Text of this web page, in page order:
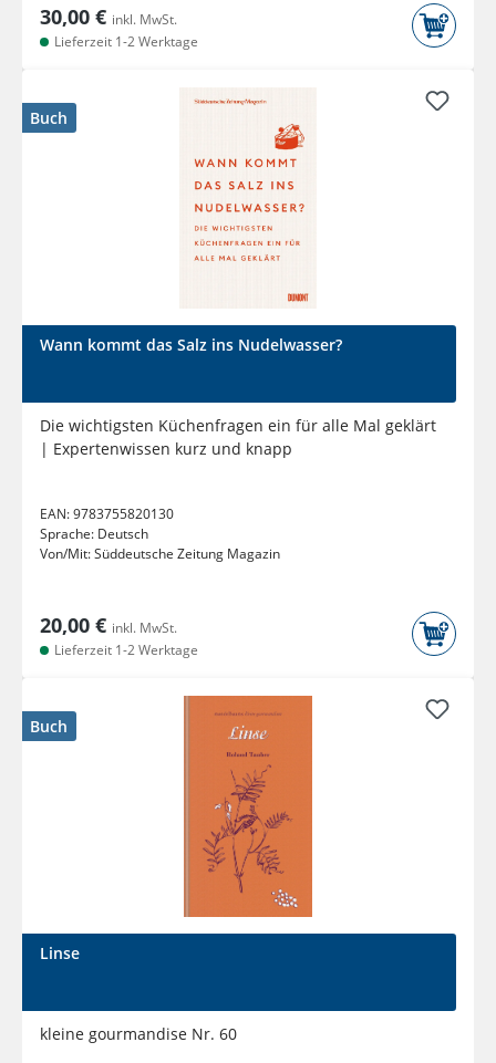
30,00 € inkl. MwSt.
Lieferzeit 1-2 Werktage
Buch
Wann kommt das Salz ins Nudelwasser?
Die wichtigsten Küchenfragen ein für alle Mal geklärt
| Expertenwissen kurz und knapp
EAN:9783755820130
Sprache: Deutsch
Von/Mit:Süddeutsche Zeitung Magazin
20,00 € inkl. MwSt.
Lieferzeit 1-2 Werktage
Buch
Linse
kleine gourmandise Nr. 60